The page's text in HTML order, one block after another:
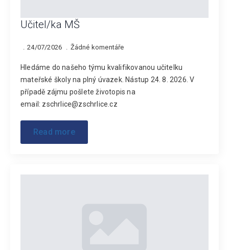
Učitel/ka MŠ
24/07/2026 Žádné komentáře
Hledáme do našeho týmu kvalifikovanou učitelku
mateřské školy na plný úvazek. Nástup 24. 8. 2026. V
případě zájmu pošlete životopis na
email: zschrlice@zschrlice.cz
Read more